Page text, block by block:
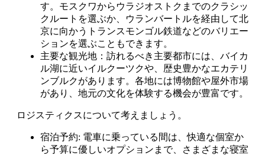
す。モスクワからウラジオストクまでのクラシッ
クルートを選ぶか、ウランバートルを経由して北
京に向かうトランスモンゴル鉄道などのバリエー
ションを選ぶこともできます。
主要な観光地：訪れるべき主要都市には、バイカ
ル湖に近いイルクーツクや、歴史豊かなエカテリ
ンブルクがあります。各地には博物館や屋外市場
があり、地元の文化を体験する機会が豊富です。
ロジスティクスについて考えましょう。
宿泊予約: 電車に乗っている間は、快適な個室か
ら予算に優しいオプションまで、さまざまな寝室